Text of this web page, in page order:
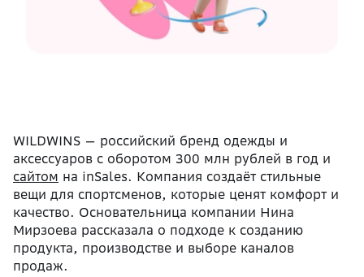
WILDWINS — российский бренд одежды и
аксессуаров с оборотом 300 млн рублей в год и
сайтом на inSales. Компания создаёт стильные
вещи для спортсменов, которые ценят комфорт и
качество. Основательница компании Нина
Мирзоева рассказала о подходе к созданию
продукта, производстве и выборе каналов
продаж.